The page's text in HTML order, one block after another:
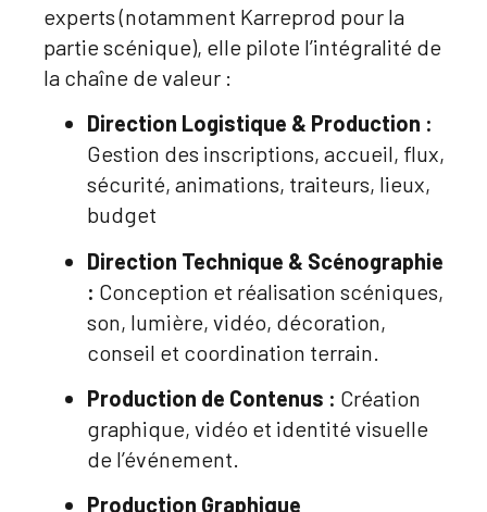
experts (notamment Karreprod pour la
partie scénique), elle pilote l’intégralité de
la chaîne de valeur :
Direction Logistique & Production :
Gestion des inscriptions, accueil, flux,
sécurité, animations, traiteurs, lieux,
budget
Direction Technique & Scénographie
: Conception et réalisation scéniques,
son, lumière, vidéo, décoration,
conseil et coordination terrain
Production de Contenus : Création
graphique, vidéo et identité visuelle
de l’événement.
Production Graphique